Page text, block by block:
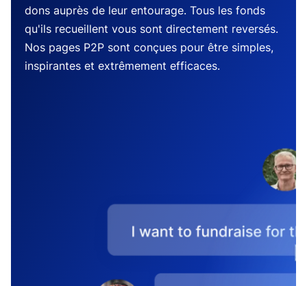
dons auprès de leur entourage. Tous les fonds
qu'ils recueillent vous sont directement reversés.
Nos pages P2P sont conçues pour être simples,
inspirantes et extrêmement efficaces.